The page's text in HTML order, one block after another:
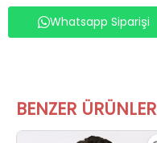
Whatsapp Siparişi
BENZER ÜRÜNLER